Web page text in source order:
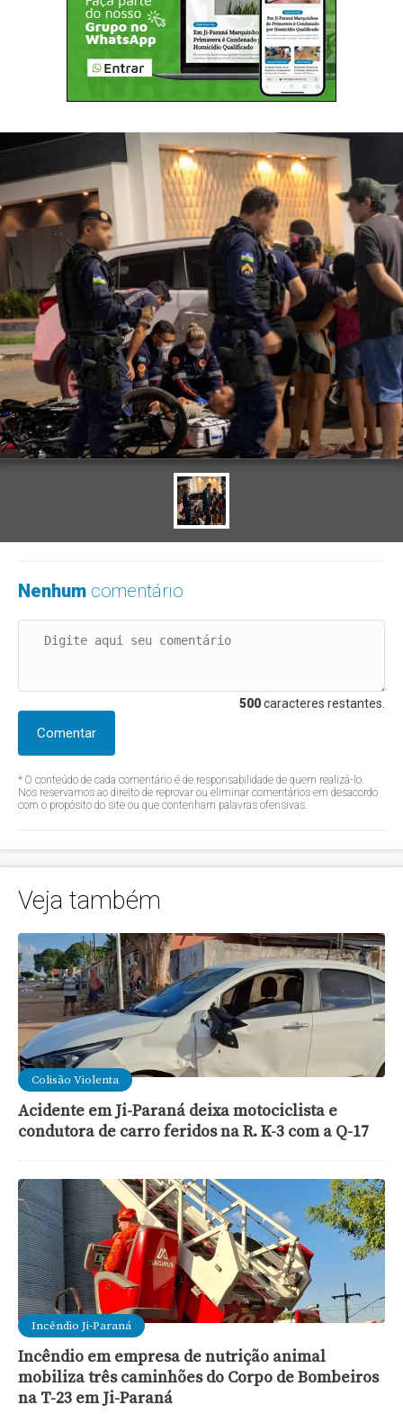
Nenhum comentário
500caracteres restantes.
Comentar
* O conteúdo de cada comentário é de responsabilidade de quem realizá-lo.
Nos reservamos ao direito de reprovar ou eliminar comentários em desacordo
com o propósito do site ou que contenham palavras ofensivas.
Veja também
Colisão Violenta
Acidente em Ji-Paraná deixa motociclista e
condutora de carro feridos na R. K-3 com a Q-17
Incêndio Ji-Paraná
Incêndio em empresa de nutrição animal
mobiliza três caminhões do Corpo de Bombeiros
na T-23 em Ji-Paraná